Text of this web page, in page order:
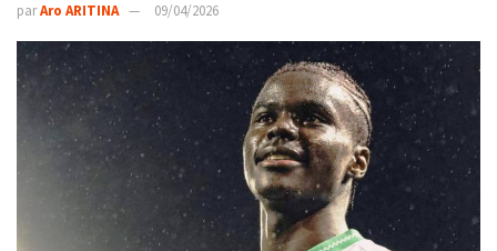
parAro ARITINA 09/04/2026